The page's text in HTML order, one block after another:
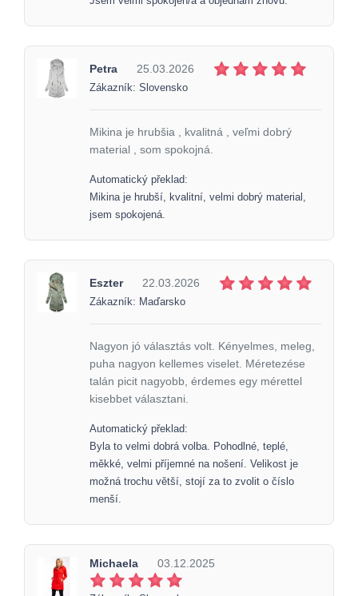
Petra 25.03.2026
Zákazník: Slovensko
Mikina je hrubšia , kvalitná , veľmi dobrý
material , som spokojná.
Automatický překlad:
Mikina je hrubší, kvalitní, velmi dobrý material,
jsem spokojená.
Eszter 22.03.2026
Zákazník: Maďarsko
Nagyon jó választás volt. Kényelmes, meleg,
puha nagyon kellemes viselet. Méretezése
talán picit nagyobb, érdemes egy mérettel
kisebbet választani.
Automatický překlad:
Byla to velmi dobrá volba. Pohodlné, teplé,
měkké, velmi příjemné na nošení. Velikost je
možná trochu větší, stojí za to zvolit o číslo
menší.
Michaela 03.12.2025